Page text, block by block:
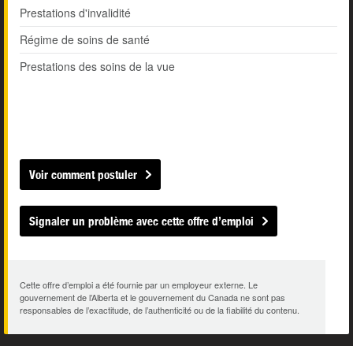
Prestations d'invalidité
Régime de soins de santé
Prestations des soins de la vue
Voir comment postuler
Signaler un problème avec cette offre d’emploi
Cette offre d’emploi a été fournie par un employeur externe. Le
gouvernement de l’Alberta et le gouvernement du Canada ne sont pas
responsables de l’exactitude, de l’authenticité ou de la fiabilité du contenu.